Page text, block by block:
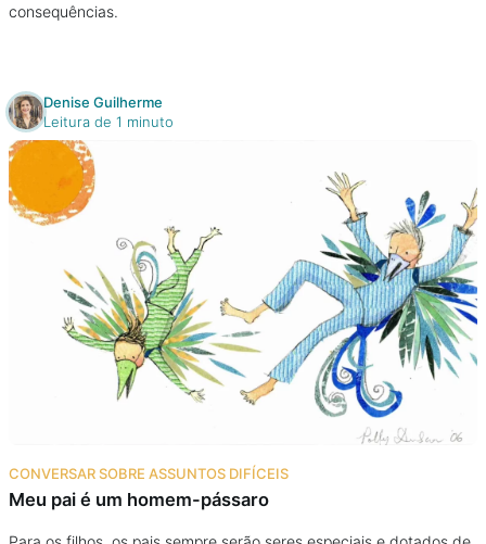
consequências.
Denise Guilherme
Leitura de 1 minuto
CONVERSAR SOBRE ASSUNTOS DIFÍCEIS
Meu pai é um homem-pássaro